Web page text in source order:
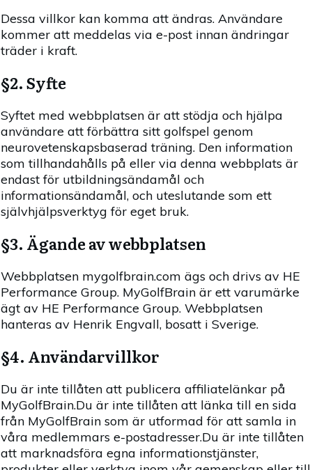
Dessa villkor kan komma att ändras. Användare
kommer att meddelas via e-post innan ändringar
träder i kraft.
§2. Syfte
Syftet med webbplatsen är att stödja och hjälpa
användare att förbättra sitt golfspel genom
neurovetenskapsbaserad träning. Den information
som tillhandahålls på eller via denna webbplats är
endast för utbildningsändamål och
informationsändamål, och uteslutande som ett
självhjälpsverktyg för eget bruk.
§3. Ägande av webbplatsen
Webbplatsen mygolfbrain.com ägs och drivs av HE
Performance Group. MyGolfBrain är ett varumärke
ägt av HE Performance Group. Webbplatsen
hanteras av Henrik Engvall, bosatt i Sverige.
§4. Användarvillkor
Du är inte tillåten att publicera affiliatelänkar på
MyGolfBrain.Du är inte tillåten att länka till en sida
från MyGolfBrain som är utformad för att samla in
våra medlemmars e-postadresser.Du är inte tillåten
att marknadsföra egna informationstjänster,